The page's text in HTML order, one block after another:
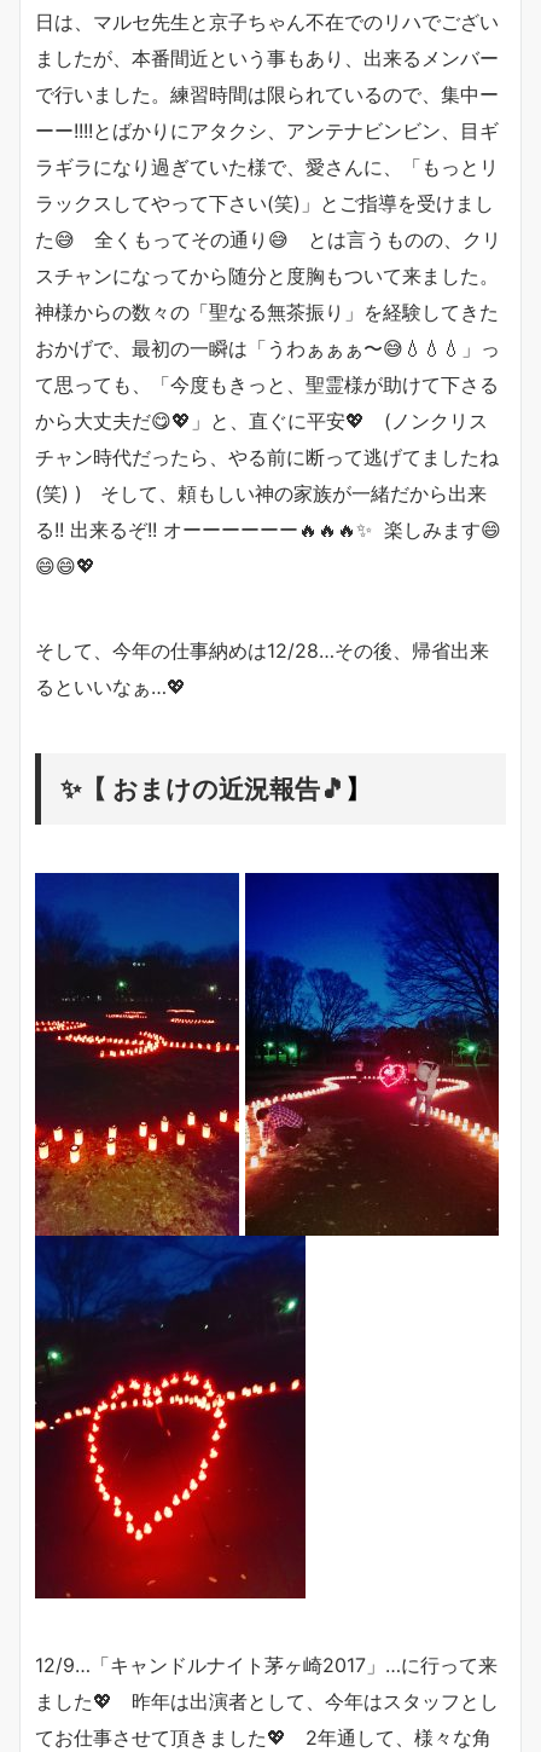
日は、マルセ先生と京子ちゃん不在でのリハでござい
ましたが、本番間近という事もあり、出来るメンバー
で行いました。練習時間は限られているので、集中ー
ーー!!!!とばかりにアタクシ、アンテナビンビン、目ギ
ラギラになり過ぎていた様で、愛さんに、「もっとリ
ラックスしてやって下さい(笑)」とご指導を受けまし
た😅 全くもってその通り😅 とは言うものの、クリ
スチャンになってから随分と度胸もついて来ました。
神様からの数々の「聖なる無茶振り」を経験してきた
おかげで、最初の一瞬は「うわぁぁぁ〜😅💧💧💧」っ
て思っても、「今度もきっと、聖霊様が助けて下さる
から大丈夫だ😋💖」と、直ぐに平安💖 (ノンクリス
チャン時代だったら、やる前に断って逃げてましたね
(笑) ) そして、頼もしい神の家族が一緒だから出来
る!! 出来るぞ!! オーーーーーー🔥🔥🔥✨ 楽しみます😄
😄😄💖
そして、今年の仕事納めは12/28…その後、帰省出来
るといいなぁ…💖
✨【 おまけの近況報告🎵 】
12/9…「キャンドルナイト茅ヶ崎2017」…に行って来
ました💖 昨年は出演者として、今年はスタッフとし
てお仕事させて頂きました💖 2年通して、様々な角